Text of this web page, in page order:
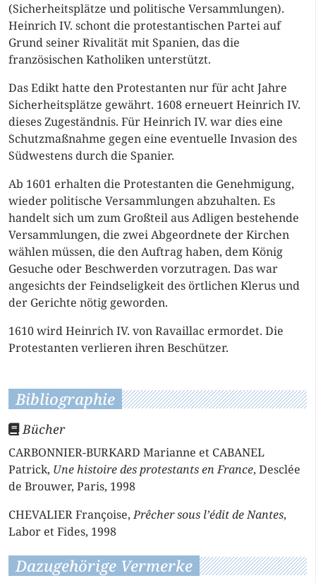
(Sicherheitsplätze und politische Versammlungen).
Heinrich IV. schont die protestantischen Partei auf
Grund seiner Rivalität mit Spanien, das die
französischen Katholiken unterstützt.
Das Edikt hatte den Protestanten nur für acht Jahre
Sicherheitsplätze gewährt. 1608 erneuert Heinrich IV.
dieses Zugeständnis. Für Heinrich IV. war dies eine
Schutzmaßnahme gegen eine eventuelle Invasion des
Südwestens durch die Spanier.
Ab 1601 erhalten die Protestanten die Genehmigung,
wieder politische Versammlungen abzuhalten. Es
handelt sich um zum Großteil aus Adligen bestehende
Versammlungen, die zwei Abgeordnete der Kirchen
wählen müssen, die den Auftrag haben, dem König
Gesuche oder Beschwerden vorzutragen. Das war
angesichts der Feindseligkeit des örtlichen Klerus und
der Gerichte nötig geworden.
1610 wird Heinrich IV. von Ravaillac ermordet. Die
Protestanten verlieren ihren Beschützer.
Bibliographie
Bücher
CARBONNIER-BURKARD Marianne et CABANEL
Patrick, Une histoire des protestants en France, Desclée
de Brouwer, Paris, 1998
CHEVALIER Françoise,Prêcher sous l’édit de Nantes,
Labor et Fides, 1998
Dazugehörige Vermerke